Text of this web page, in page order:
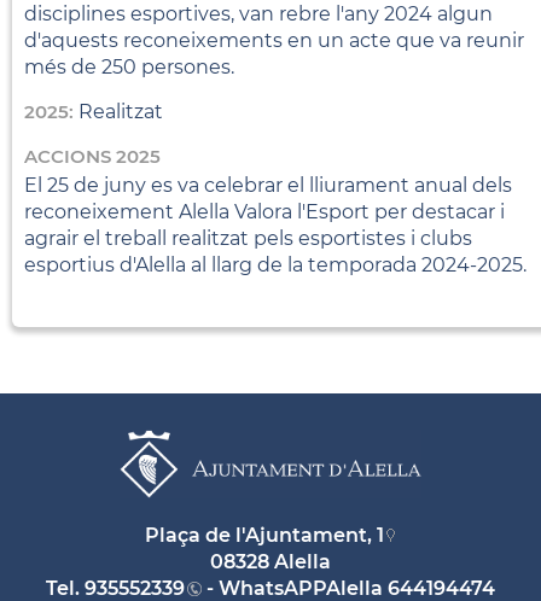
disciplines esportives, van rebre l'any 2024 algun
d'aquests reconeixements en un acte que va reunir
més de 250 persones.
2025: Realitzat
ACCIONS 2025
El 25 de juny es va celebrar el lliurament anual dels
reconeixement Alella Valora l'Esport per destacar i
agrair el treball realitzat pels esportistes i clubs
esportius d'Alella al llarg de la temporada 2024-2025.
Plaça de l'Ajuntament, 1
08328 Alella
Tel. 935552339 - WhatsAPPAlella 644194474